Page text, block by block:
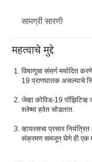
सामग्री सारणी
महत्वाचे मुद्दे
विषाणूचा संसर्ग मर्यादित
19 प्राणघातक असल्याचे
जेव्हा कोविड-19
श्लेष्मा हवेत सोडतात.
व्हायरसचा प्रसार
संक्रमण समजून घेणे ही एक